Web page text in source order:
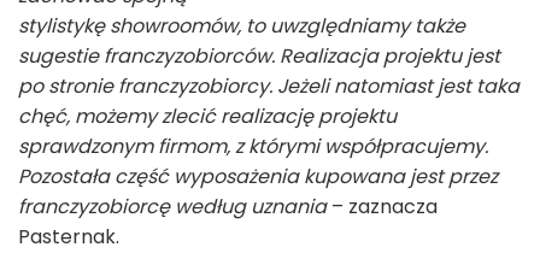
stylistykę showroomów, to uwzględniamy także
sugestie franczyzobiorców. Realizacja projektu jest
po stronie franczyzobiorcy. Jeżeli natomiast jest taka
chęć, możemy zlecić realizację projektu
sprawdzonym firmom, z którymi współpracujemy.
Pozostała część wyposażenia kupowana jest przez
franczyzobiorcę według uznania– zaznacza
Pasternak.